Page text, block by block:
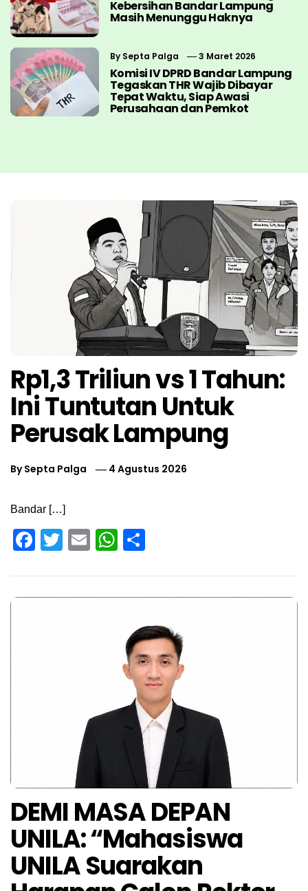
Kebersihan Bandar Lampung
Masih Menunggu Haknya
By Septa Palga 3 Maret 2026
Komisi IV DPRD Bandar Lampung
Tegaskan THR Wajib Dibayar
Tepat Waktu, Siap Awasi
Perusahaan dan Pemkot
Rp1,3 Triliun vs 1 Tahun:
Ini Tuntutan Untuk
Perusak Lampung
BySepta Palga 4 Agustus 2026
Bandar […]
Facebook
Twitter
EmailWhatsApp
DEMI MASA DEPAN
UNILA: “Mahasiswa
UNILA Suarakan